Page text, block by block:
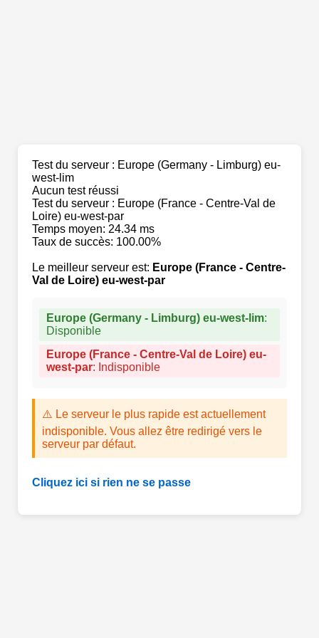
Test du serveur : Europe (Germany - Limburg) eu-
west-lim
Aucun test réussi
Test du serveur : Europe (France - Centre-Val de
Loire) eu-west-par
Temps moyen: 24.34 ms
Taux de succès: 100.00%
Le meilleur serveur est: Europe (France - Centre-
Val de Loire) eu-west-par
Europe (Germany - Limburg) eu-west-lim:
Disponible
Europe (France - Centre-Val de Loire) eu-
west-par: Indisponible
⚠️ Le serveur le plus rapide est actuellement
indisponible. Vous allez être redirigé vers le
serveur par défaut.
Cliquez ici si rien ne se passe